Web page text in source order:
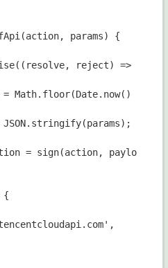
params) {
reject) => {
= Math.floor(Date.now() /
= sign(action, payload,
{